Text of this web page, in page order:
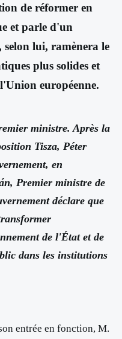
de réformer en
et parle d'un
selon lui, ramènera le
plus solides et
européenne.
ministre. Après la
Tisza, Péter
en
Premier ministre de
déclare que
de l'État et de
dans les institutions
entrée en fonction, M.